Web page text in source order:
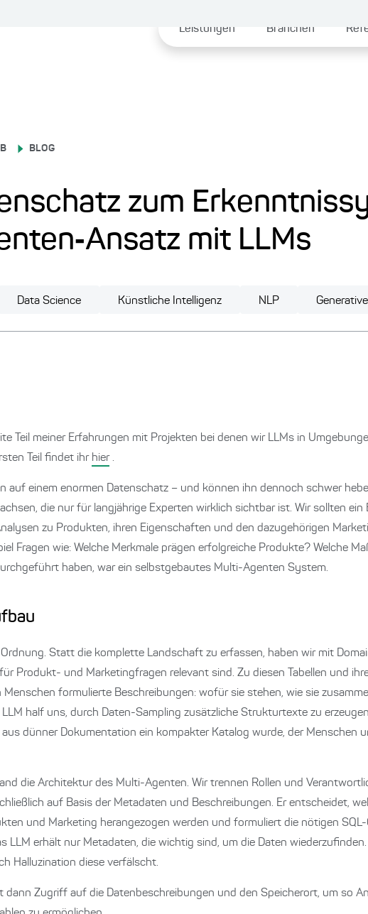
Leistungen Branchen
BLOG
zum
mit LLMs
Data Science Künstliche Intelligenz NLP Generative
Teil meiner Erfahrungen mit Projekten bei denen wir LLMs in
Teil findet ihr hier .
auf einem enormen Datenschatz – und können ihn dennoch schwer
die nur für langjährige Experten wirklich sichtbar ist. Wir sollten
zu Produkten, ihren Eigenschaften und den dazugehörigen
Fragen wie: Welche Merkmale prägen erfolgreiche Produkte? Welche
haben, war ein selbstgebautes Multi-Agenten System.
Statt die komplette Landschaft zu erfassen, haben wir mit
für Produkt- und Marketingfragen relevant sind. Zu diesen Tabellen und
Menschen formulierte Beschreibungen: wofür sie stehen, wie sie
half uns, durch Daten-Sampling zusätzliche Strukturtexte zu
dünner Dokumentation ein kompakter Katalog wurde, der Menschen
die Architektur des Multi-Agenten. Wir trennen Rollen und
auf Basis der Metadaten und Beschreibungen. Er entscheidet,
und Marketing herangezogen werden und formuliert die nötigen SQL-
LLM erhält nur Metadaten, die wichtig sind, um die Daten
Halluzination diese verfälscht.
dann Zugriff auf die Datenbeschreibungen und den Speicherort, um so